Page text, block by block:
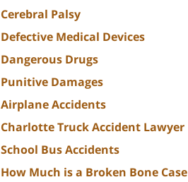
Cerebral Palsy
Defective Medical Devices
Dangerous Drugs
Punitive Damages
Airplane Accidents
Charlotte Truck Accident Lawyer
School Bus Accidents
How Much is a Broken Bone Case